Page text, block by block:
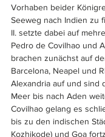
Vorhaben beider
Seeweg nach Indien zu
II. setzte dabei auf
Pedro de Covilhao und
brachen zunächst auf
Barcelona, Neapel und
Alexandria auf und sind
Meer bis nach Aden
Covilhao gelang es
bis zu den indischen
Kozhikode) und Goa